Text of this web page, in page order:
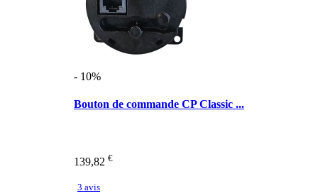
- 10%
Bouton de commande CP Classic ...
139,82 €
3 avis